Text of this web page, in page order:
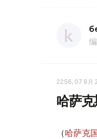
22:56, 07 8月
哈萨
（哈萨克